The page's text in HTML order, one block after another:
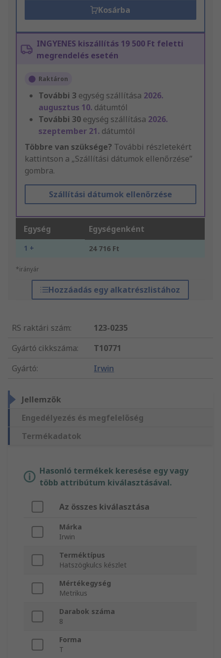
Kosárba
INGYENES kiszállítás 19 500 Ft feletti
megrendelés esetén
Raktáron
További 3 egység szállítása 2026.
augusztus 10. dátumtól
További 30 egység szállítása 2026.
szeptember 21. dátumtól
Többre van szüksége? További részletekért
kattintson a „Szállítási dátumok ellenőrzése”
gombra.
Szállítási dátumok ellenőrzése
Egység Egységenként
1 + 24 716 Ft
*irányár
Hozzáadás egy alkatrészlistához
RS raktári szám:
123-0235
Gyártó cikkszáma:
T10771
Gyártó: Irwin
Jellemzők
Engedélyezés és megfelelőség
Termékadatok
Hasonló termékek keresése egy vagy
több attribútum kiválasztásával.
Az összes kiválasztása
Márka
Irwin
Terméktípus
Hatszögkulcs készlet
Mértékegység
Metrikus
Darabok száma
8
Forma
T